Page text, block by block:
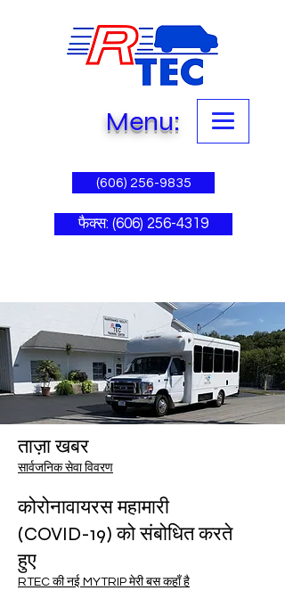
Menu:
(606) 256-9835
फैक्स: (606) 256-4319
ताज़ा खबर
सार्वजनिक सेवा विवरण
कोरोनावायरस महामारी
(COVID-19) को संबोधित करते
हुए
RTEC की नई MYTRIP मेरी बस कहाँ है